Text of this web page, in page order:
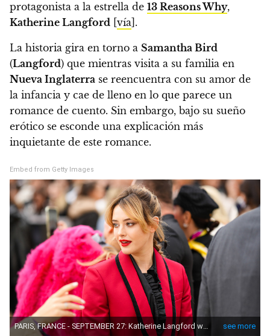
protagonista a la estrella de 13 Reasons Why,
Katherine Langford vía ].
La historia gira en torno a Samantha Bird
(Langford) que mientras visita a su familia en
Nueva Inglaterra se reencuentra con su amor de
la infancia y cae de lleno en lo que parece un
romance de cuento. Sin embargo, bajo su sueño
erótico se esconde una explicación más
inquietante de este romance.
Embed from Getty Images